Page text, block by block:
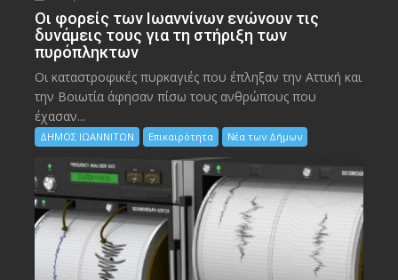
Οι φορείς των Ιωαννίνων ενώνουν τις
δυνάμεις τους για τη στήριξη των
πυρόπληκτων
Οι καταστροφικές πυρκαγιές που έπληξαν την Αττική και
την Bοιωτία άφησαν πίσω τους ανθρώπους που
έχασαν...
ΔΗΜΟΣ ΙΩΑΝΝΙΤΩΝ Επικαιρότητα Νέα των Δήμων